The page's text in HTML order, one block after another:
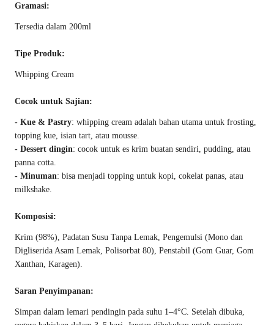
Gramasi:
Tersedia dalam 200ml
Tipe Produk:
Whipping Cream
Cocok untuk Sajian:
- Kue & Pastry: whipping cream adalah bahan utama untuk frosting,
topping kue, isian tart, atau mousse.
- Dessert dingin: cocok untuk es krim buatan sendiri, pudding, atau
panna cotta.
- Minuman: bisa menjadi topping untuk kopi, cokelat panas, atau
milkshake.
Komposisi:
Krim (98%), Padatan Susu Tanpa Lemak, Pengemulsi (Mono dan
Digliserida Asam Lemak, Polisorbat 80), Penstabil (Gom Guar, Gom
Xanthan, Karagen).
Saran Penyimpanan:
Simpan dalam lemari pendingin pada suhu 1–4°C. Setelah dibuka,